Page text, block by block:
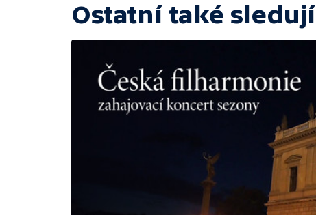
Ostatní také sledují